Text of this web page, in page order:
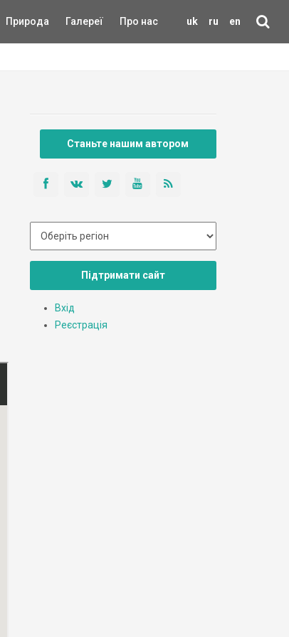
uk ru en
Природа Галереї Про нас
Станьте нашим автором
Підтримати сайт
Вхід
Реєстрація